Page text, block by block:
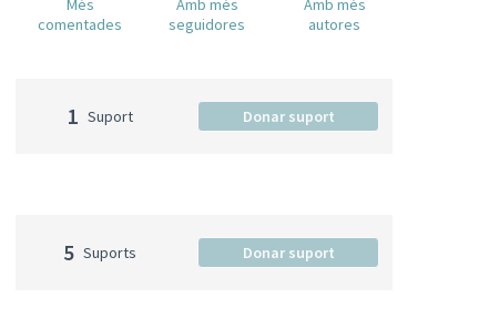
Més
comentades
Amb més
seguidores
Amb més
autores
1 Suport Donar suport
5 Suports Donar suport